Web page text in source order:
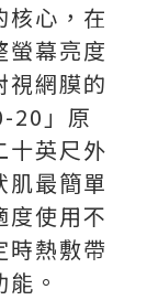
核心，在
螢幕亮度
視網膜的
20」原
十英尺外
肌最簡單
度使用不
時熱敷帶
。